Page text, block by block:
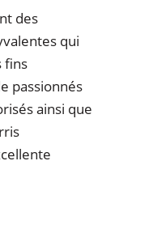
des
qui
fins
passionnés
ainsi que